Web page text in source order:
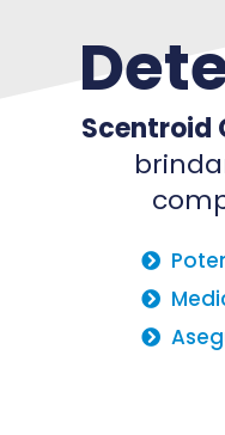
Scentroid